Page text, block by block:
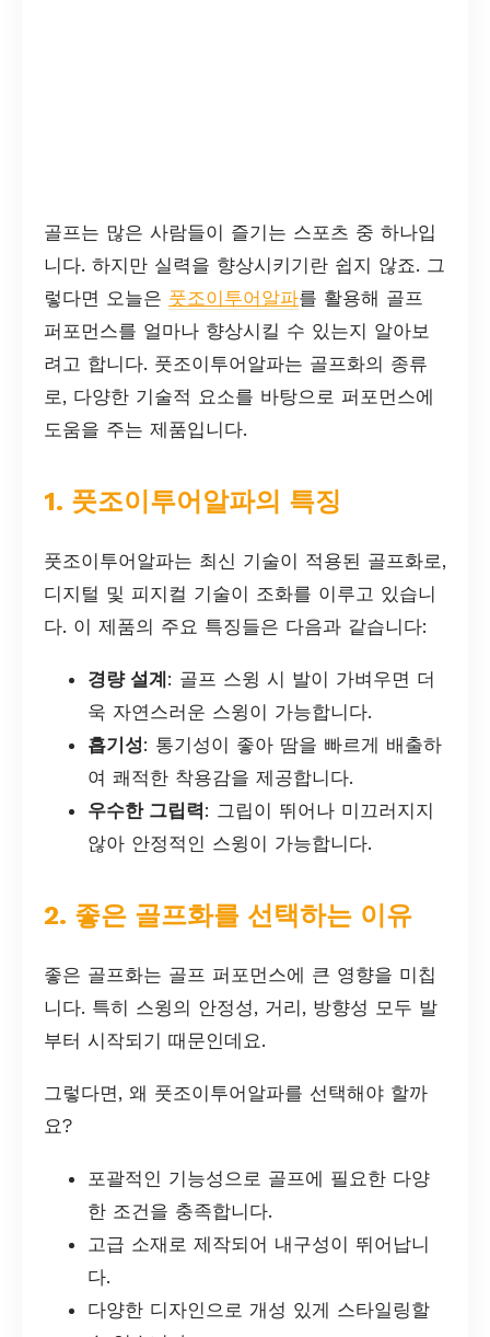
골프는 많은 사람들이 즐기는 스포츠 중 하나입
니다. 하지만 실력을 향상시키기란 쉽지 않죠. 그
렇다면 오늘은 풋조이투어알파를 활용해 골프
퍼포먼스를 얼마나 향상시킬 수 있는지 알아보
려고 합니다. 풋조이투어알파는 골프화의 종류
로, 다양한 기술적 요소를 바탕으로 퍼포먼스에
도움을 주는 제품입니다.
1. 풋조이투어알파의 특징
풋조이투어알파는 최신 기술이 적용된 골프화로,
디지털 및 피지컬 기술이 조화를 이루고 있습니
다. 이 제품의 주요 특징들은 다음과 같습니다:
경량 설계: 골프 스윙 시 발이 가벼우면 더
욱 자연스러운 스윙이 가능합니다.
흡기성: 통기성이 좋아 땀을 빠르게 배출하
여 쾌적한 착용감을 제공합니다.
우수한 그립력: 그립이 뛰어나 미끄러지지
않아 안정적인 스윙이 가능합니다.
2. 좋은 골프화를 선택하는 이유
좋은 골프화는 골프 퍼포먼스에 큰 영향을 미칩
니다. 특히 스윙의 안정성, 거리, 방향성 모두 발
부터 시작되기 때문인데요.
그렇다면, 왜 풋조이투어알파를 선택해야 할까
요?
포괄적인 기능성으로 골프에 필요한 다양
한 조건을 충족합니다.
고급 소재로 제작되어 내구성이 뛰어납니
다.
다양한 디자인으로 개성 있게 스타일링할